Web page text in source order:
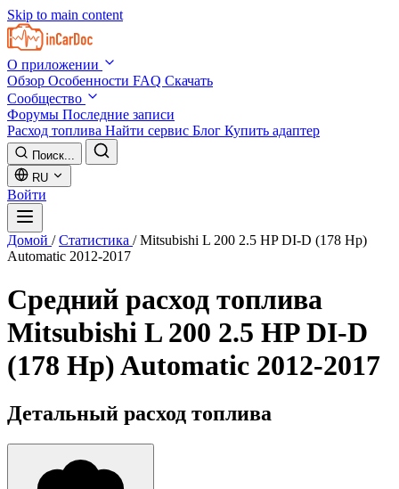
Skip to main content
О приложении
Обзор Особенности FAQ Скачать
Сообщество
Форумы Последние записи
Расход топлива Найти сервис Блог Купить адаптер
Поиск...
RU
Войти
Домой / Статистика / Mitsubishi L 200 2.5 HP DI-D (178 Hp)
Automatic 2012-2017
Средний расход топлива
Mitsubishi L 200 2.5 HP DI-D
(178 Hp) Automatic 2012-2017
Детальный расход топлива